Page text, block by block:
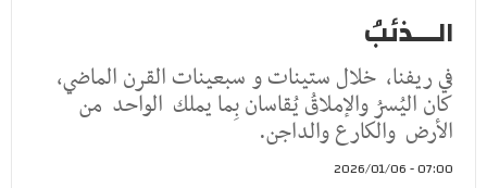
الـــذئبُ
في ريفنا، خلال ستينات و سبعينات القرن الماضي،
كان اليُسرُ والإملاقُ يُقاسان بِما يملك الواحد من
الأرض والكارع والداجن.
07:00 - 2026/01/06